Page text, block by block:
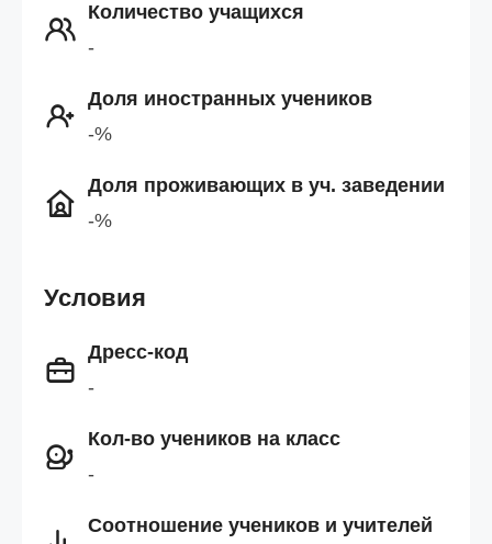
Количество учащихся
-
Доля иностранных учеников
-%
Доля проживающих в уч. заведении
-%
Условия
Дресс-код
-
Кол-во учеников на класс
-
Cоотношение учеников и учителей